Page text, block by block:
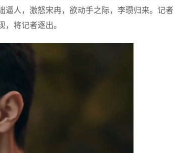
逼人，激怒宋冉，欲动手之际，李瓒归来。记者
将记者逐出。